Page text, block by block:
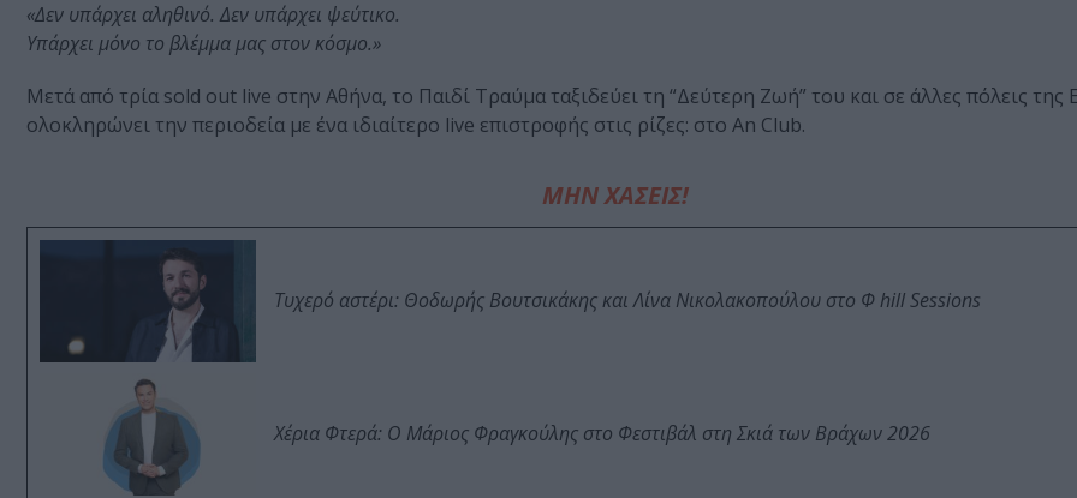
«Δεν υπάρχει αληθινό. Δεν υπάρχει ψεύτικο.
Υπάρχει μόνο το βλέμμα μας στον κόσμο.»
Μετά από τρία sold out live στην Αθήνα, το Παιδί Τραύμα ταξιδεύει τη “Δεύτερη Ζωή” του και σε άλλες πόλεις της
ολοκληρώνει την περιοδεία με ένα ιδιαίτερο live επιστροφής στις ρίζες: στο An Club.
ΜΗΝ ΧΑΣΕΙΣ!
Τυχερό αστέρι: Θοδωρής Βουτσικάκης και Λίνα Νικολακοπούλου στο Φ hill Sessions
Χέρια Φτερά: Ο Μάριος Φραγκούλης στο Φεστιβάλ στη Σκιά των Βράχων 2026